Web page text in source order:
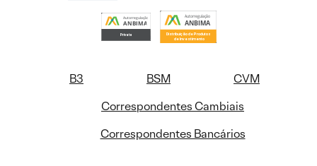
B3 BSM
CVM
Correspondentes Cambiais
Correspondentes Bancários